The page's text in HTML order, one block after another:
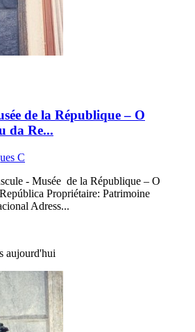
de la République – O
da Re...
C
- Musée de la République – O
Propriétaire: Patrimoine
Adress...
aujourd'hui